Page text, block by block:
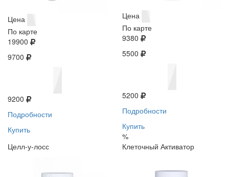
Цена
По карте
19900
9700
9200
Подробности
Купить
Цена
По карте
9380
5500
5200
Подробности
Купить
%
Целл-у-лосс
Клеточный Активатор